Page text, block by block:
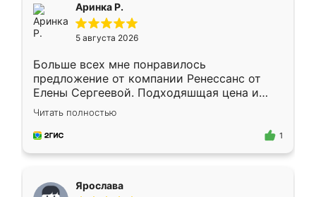
Аринка Р.
5 августа 2026
Больше всех мне понравилось
предложение от компании Ренессанс от
Елены Сергеевой. Подходяшщая цена и
короткие сроки изготовления. Приехавший
для замера сотрудник Владислав
предложил по моему эскизу самый
Читать полностью
1
Ярослава